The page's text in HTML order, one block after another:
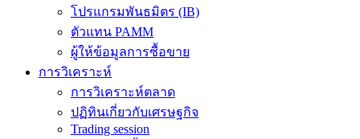
โปรแกรมพันธมิตร (IB)
ตัวแทน PAMM
ผู้ให้ข้อมูลการซื้อขาย
การวิเคราะห์
การวิเคราะห์ตลาด
ปฏิทินเกี่ยวกับเศรษฐกิจ
Trading session